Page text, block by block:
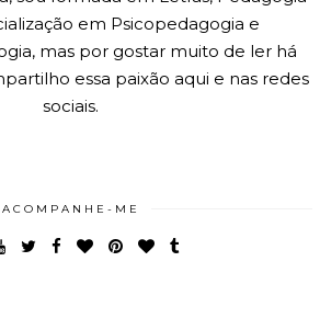
em Psicopedagogia e
mas por gostar muito de ler há
essa paixão aqui e nas redes
sociais.
ACOMPANHE-ME